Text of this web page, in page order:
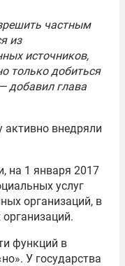
частным
из
источников,
только добиться
добавил глава
активно внедряли
на 1 января 2017
услуг
организаций, в
функций в
У государства